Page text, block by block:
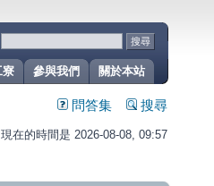
關於本站
參與我們
寮
問答集 搜尋
現在的時間是 2026-08-08, 09:57